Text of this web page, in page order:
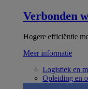
Verbonden
Hogere efficiëntie
Meer informatie
Logistiek en
Opleiding en